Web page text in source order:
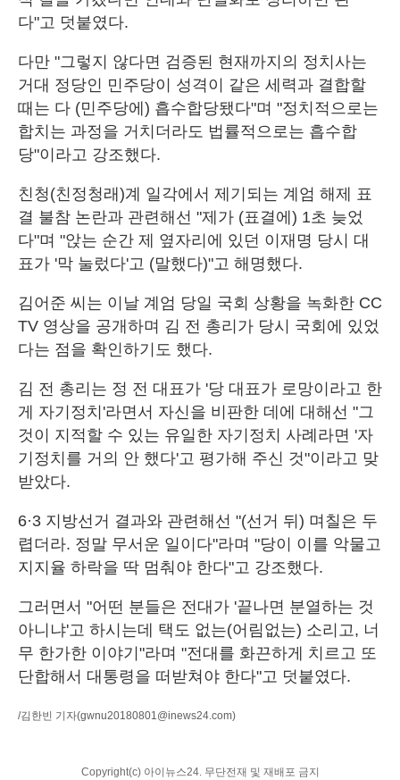
다"고 덧붙였다.
다만 "그렇지 않다면 검증된 현재까지의 정치사는
거대 정당인 민주당이 성격이 같은 세력과 결합할
때는 다 (민주당에) 흡수합당됐다"며 "정치적으로는
합치는 과정을 거치더라도 법률적으로는 흡수합
당"이라고 강조했다.
친청(친정청래)계 일각에서 제기되는 계엄 해제 표
결 불참 논란과 관련해선 "제가 (표결에) 1초 늦었
다"며 "앉는 순간 제 옆자리에 있던 이재명 당시 대
표가 '막 눌렀다'고 (말했다)"고 해명했다.
김어준 씨는 이날 계엄 당일 국회 상황을 녹화한 CC
TV 영상을 공개하며 김 전 총리가 당시 국회에 있었
다는 점을 확인하기도 했다.
김 전 총리는 정 전 대표가 '당 대표가 로망이라고 한
게 자기정치'라면서 자신을 비판한 데에 대해선 "그
것이 지적할 수 있는 유일한 자기정치 사례라면 '자
기정치를 거의 안 했다'고 평가해 주신 것"이라고 맞
받았다.
6·3 지방선거 결과와 관련해선 "(선거 뒤) 며칠은 두
렵더라. 정말 무서운 일이다"라며 "당이 이를 악물고
지지율 하락을 딱 멈춰야 한다"고 강조했다.
그러면서 "어떤 분들은 전대가 '끝나면 분열하는 것
아니냐'고 하시는데 택도 없는(어림없는) 소리고, 너
무 한가한 이야기"라며 "전대를 화끈하게 치르고 또
단합해서 대통령을 떠받쳐야 한다"고 덧붙였다.
/김한빈 기자(gwnu20180801@inews24.com)
Copyright(c) 아이뉴스24. 무단전재 및 재배포 금지